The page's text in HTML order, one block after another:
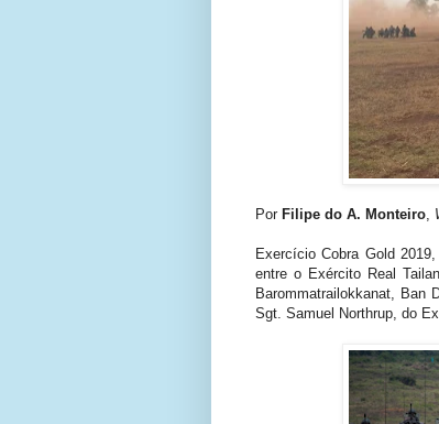
Por Filipe do A. Monteiro
Exercício Cobra Gold
entre o Exército Real
Barommatrailokkanat, Ban
Sgt. Samuel Northrup, do